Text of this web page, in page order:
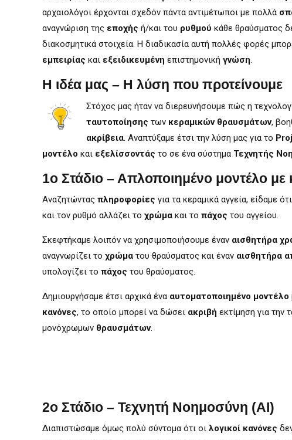
αρχαιολόγοι έρχονται σχεδόν πάντα αντιμέτωποι με πολλά
αναγνώριση της εποχής ή/και του ρυθμού κάθε θραύσματος
διακοσμητικά στοιχεία. Η διαδικασία αυτή πολλές φορές
εμπειρίας και εξειδικευμένη επιστημονική γνώση.
Η ιδέα μας – Η λύση που προτείνουμε
Στόχος μας ήταν να διερευνήσουμε πώς η
ταυτοποίησης των κεραμικών θραυσμάτων,
ακρίβεια. Αναπτύξαμε έτσι την λύση μας για το
μοντέλο και εξελίσσοντάς το σε ένα σύστημα Τεχνητής
1ο Στάδιο – Απλοποιημένο μοντέλο με
Αναζητώντας πληροφορίες για τα κεραμικά αγγεία, είδαμε
και τον ρυθμό αλλάζει το χρώμα και το πάχος του αγγείου.
Σκεφτήκαμε λοιπόν να χρησιμοποιήσουμε έναν αισθητήρα
αναγνωρίζει το χρώμα του θραύσματος και έναν αισθητήρα
υπολογίζει το πάχος του θραύσματος.
Δημιουργήσαμε έτσι αρχικά ένα αυτοματοποιημένο μοντέλο
κανόνες, το οποίο μπορεί να δώσει ακριβή εκτίμηση για την
μονόχρωμων θραυσμάτων.
2ο Στάδιο – Τεχνητή Νοημοσύνη (AI)
Διαπιστώσαμε όμως πολύ σύντομα ότι οι λογικοί κανόνες